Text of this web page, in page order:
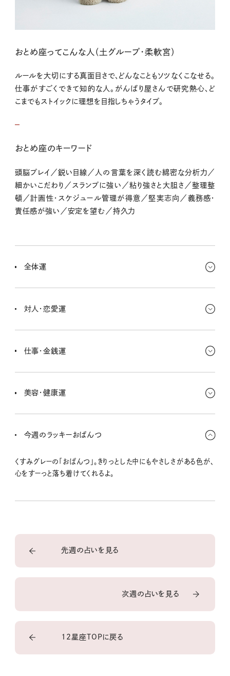
おとめ座ってこんな人（土グループ・柔軟宮）
ルールを大切にする真面目さで、どんなこともソツなくこなせる。
仕事がすごくできて知的な人。がんばり屋さんで研究熱心、ど
こまでもストイックに理想を目指しちゃうタイプ。
おとめ座のキーワード
頭脳プレイ／鋭い目線／人の言葉を深く読む綿密な分析力／
細かいこだわり／スランプに強い／粘り強さと大胆さ／整理整
頓／計画性・スケジュール管理が得意／堅実志向／義務感・
責任感が強い／安定を望む／持久力
全体運
かさは、ちゃんと誰かの支えになってるのさ。完璧じゃなくていいか
対人・恋愛運
りに見えてもじっくり育つときだから焦らずにいこう。手紙やメッセー
仕事・金銭運
すると、安心感が増して気持ちも軽くなりそう。ちょっと面倒かなと思
美容・健康運
ると、内側から整ってくる週。麦茶やぬるま湯で、ホッとする時間をつ
今週のラッキーおぱんつ
くすみグレーの「おぱんつ」。きりっとした中にもやさしさがある色が、
心をすーっと落ち着けてくれるよ。
先週の占いを見る
次週の占いを見る
12星座TOPに戻る